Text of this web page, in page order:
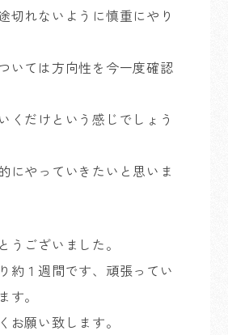
切れないように慎重にやり
いては方向性を今一度確認
くだけという感じでしょう
にやっていきたいと思いま
うございました。
約１週間です、頑張ってい
す。
お願い致します。